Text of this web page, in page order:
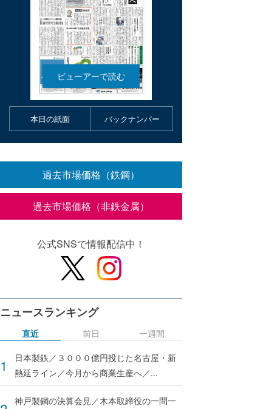
本日の紙面 バックナンバー
過去市場価格（鉄鋼）
過去市場価格（非鉄金属）
公式SNSで情報配信中！
ニュースランキング
直近
日本製鉄／３０００億円投じた名古屋・新
熱延ライン／今月から商業生産へ／...
神戸製鋼の決算会見／木本取締役の一問一
前日 一週間